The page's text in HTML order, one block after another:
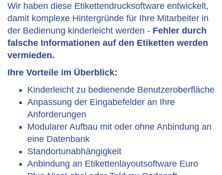
Wir haben diese Etikettendrucksoftware entwickelt,
damit komplexe Hintergründe für Ihre Mitarbeiter in
der Bedienung kinderleicht werden - Fehler durch
falsche Informationen auf den Etiketten werden
vermieden.
Ihre Vorteile im Überblick:
Kinderleicht zu bedienende Benutzeroberfläche
Anpassung der Eingabefelder an Ihre
Anforderungen
Modularer Aufbau mit oder ohne Anbindung an
eine Datenbank
Standortunabhängigkeit
Anbindung an Etikettenlayoutsoftware Euro